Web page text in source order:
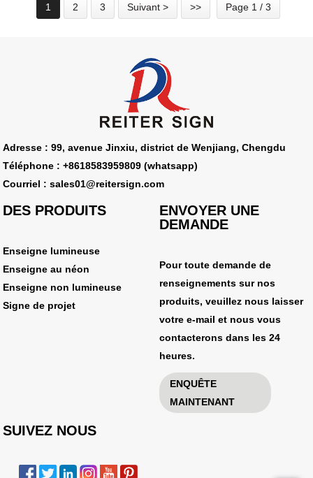
1 2 3 Suivant > >> Page 1 / 3
Adresse : 99, avenue Jinxiu, district de Wenjiang, Chengdu
Téléphone : +8618583959809 (whatsapp)
Courriel : sales01@reitersign.com
DES PRODUITS
Enseigne lumineuse
Enseigne au néon
Enseigne non lumineuse
Signe de projet
ENVOYER UNE
DEMANDE
Pour toute demande de
renseignements sur nos
produits, veuillez nous laisser
votre e-mail et nous vous
contacterons dans les 24
heures.
ENQUÊTE
MAINTENANT
SUIVEZ NOUS